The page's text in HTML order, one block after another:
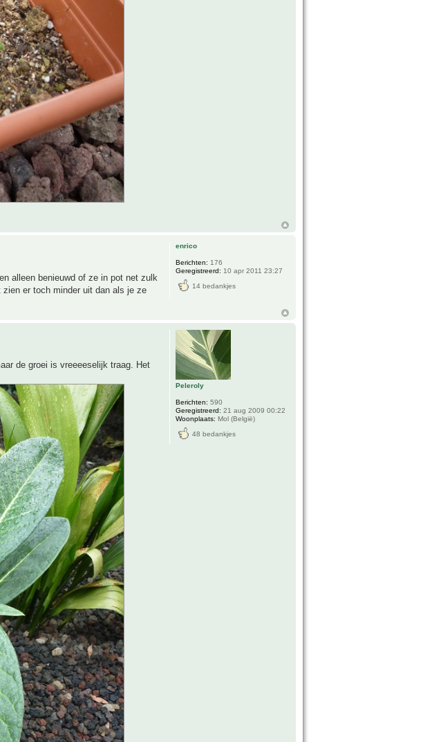
alleen benieuwd of ze in pot net zulk
er toch minder uit dan als je ze
enrico
Berichten: 176
Geregistreerd: 10 apr 2011 23:27
14 bedankjes
de groei is vreeeeselijk traag. Het
Peleroly
Berichten: 590
Geregistreerd: 21 aug 2009 00:22
Woonplaats: Mol (België)
48 bedankjes